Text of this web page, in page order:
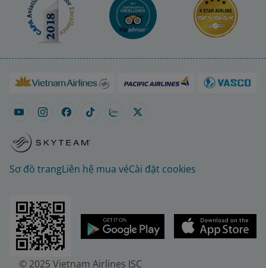
Sơ đồ trangLiên hệ mua véCài đặt cookies
© 2025 Vietnam Airlines JSC